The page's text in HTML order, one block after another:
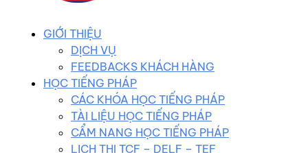
GIỚI THIỆU
DỊCH VỤ
FEEDBACKS KHÁCH HÀNG
HỌC TIẾNG PHÁP
CÁC KHÓA HỌC TIẾNG PHÁP
TÀI LIỆU HỌC TIẾNG PHÁP
CẨM NANG HỌC TIẾNG PHÁP
LỊCH THI TCF – DELF – TEF